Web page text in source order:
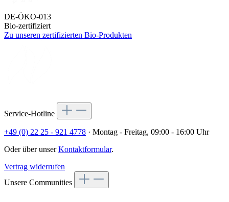
DE-ÖKO-013
Bio-zertifiziert
Zu unseren zertifizierten Bio-Produkten
Service-Hotline
+49 (0) 22 25 - 921 4778 · Montag - Freitag, 09:00 - 16:00 Uhr
Oder über unserKontaktformular.
Vertrag widerrufen
Unsere Communities